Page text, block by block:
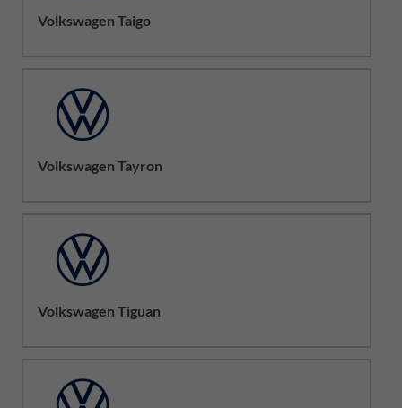
Volkswagen Taigo
Volkswagen Tayron
Volkswagen Tiguan